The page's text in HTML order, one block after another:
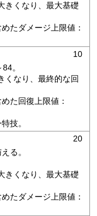
きくなり、最大基礎
たダメージ上限値：
10
。
くなり、最終的な回
た回復上限値：
技。
20
る。
きくなり、最大基礎
たダメージ上限値：